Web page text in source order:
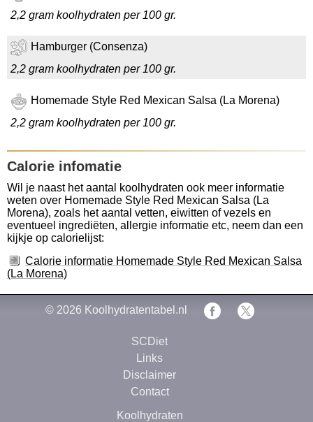
2,2 gram koolhydraten per 100 gr.
Hamburger (Consenza)
2,2 gram koolhydraten per 100 gr.
Homemade Style Red Mexican Salsa (La Morena)
2,2 gram koolhydraten per 100 gr.
Calorie infomatie
Wil je naast het aantal koolhydraten ook meer informatie
weten over Homemade Style Red Mexican Salsa (La
Morena), zoals het aantal vetten, eiwitten of vezels en
eventueel ingrediëten, allergie informatie etc, neem dan een
kijkje op calorielijst:
Calorie informatie Homemade Style Red Mexican Salsa
(La Morena)
© 2026 Koolhydratentabel.nl
SCDiet
Links
Disclaimer
Contact
Koolhydraten